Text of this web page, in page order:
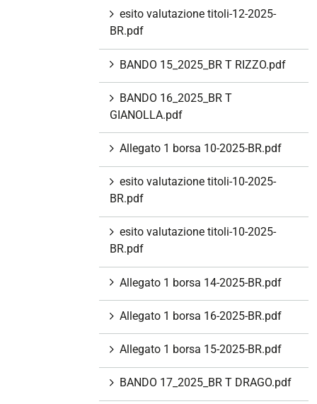
esito valutazione titoli-12-2025-
BR.pdf
BANDO 15_2025_BR T RIZZO.pdf
BANDO 16_2025_BR T
GIANOLLA.pdf
Allegato 1 borsa 10-2025-BR.pdf
esito valutazione titoli-10-2025-
BR.pdf
esito valutazione titoli-10-2025-
BR.pdf
Allegato 1 borsa 14-2025-BR.pdf
Allegato 1 borsa 16-2025-BR.pdf
Allegato 1 borsa 15-2025-BR.pdf
BANDO 17_2025_BR T DRAGO.pdf